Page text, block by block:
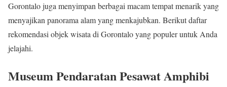
Gorontalo juga menyimpan berbagai macam tempat menarik yang
menyajikan panorama alam yang menkajubkan. Berikut daftar
rekomendasi objek wisata di Gorontalo yang populer untuk Anda
jelajahi.
Museum Pendaratan Pesawat Amphibi